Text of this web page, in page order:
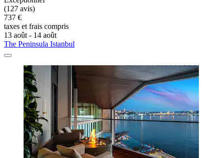
(127 avis)
737 €
taxes et frais compris
13 août - 14 août
The Peninsula Istanbul